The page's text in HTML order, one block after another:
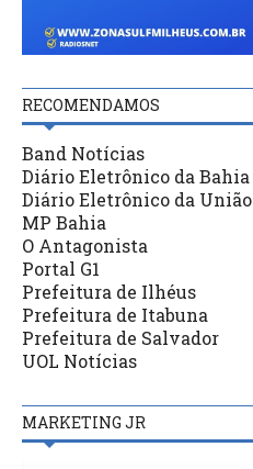
RECOMENDAMOS
Band Notícias
Diário Eletrônico da Bahia
Diário Eletrônico da União
MP Bahia
O Antagonista
Portal G1
Prefeitura de Ilhéus
Prefeitura de Itabuna
Prefeitura de Salvador
UOL Notícias
MARKETING JR